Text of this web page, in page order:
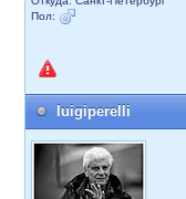
Пол:
luigiperelli